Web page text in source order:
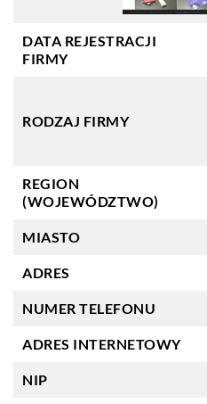
DATA REJESTRACJI
FIRMY
RODZAJ FIRMY
REGION
(WOJEWÓDZTWO)
MIASTO
ADRES
NUMER TELEFONU
ADRES INTERNETOWY
NIP